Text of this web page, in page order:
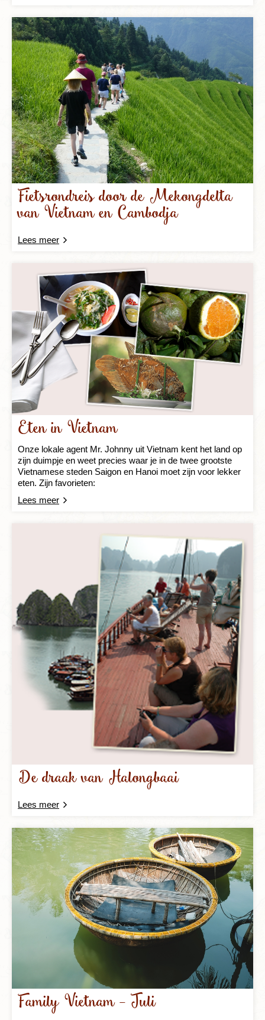
Fietsrondreis door de Mekongdelta
van Vietnam en Cambodja
Lees meer
Eten in Vietnam
Onze lokale agent Mr. Johnny uit Vietnam kent het land op
zijn duimpje en weet precies waar je in de twee grootste
Vietnamese steden Saigon en Hanoi moet zijn voor lekker
eten. Zijn favorieten:
Lees meer
De draak van Halongbaai
Lees meer
Family Vietnam - Juli